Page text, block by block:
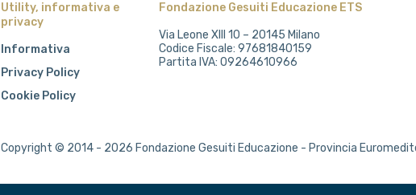
Utility, informativa e
privacy
Informativa
Privacy Policy
Cookie Policy
Fondazione Gesuiti Educazione ETS
Via Leone XIII 10 – 20145 Milano
Codice Fiscale: 97681840159
Partita IVA: 09264610966
Copyright © 2014 - 2026 Fondazione Gesuiti Educazione - Provincia